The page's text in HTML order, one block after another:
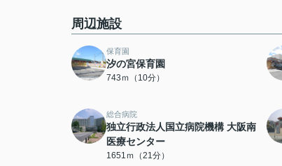
周辺施設
保育園
汐の宮保育園
743ｍ（10分）
総合病院
独立行政法人国立病院機構 大阪南
医療センター
1651ｍ（21分）